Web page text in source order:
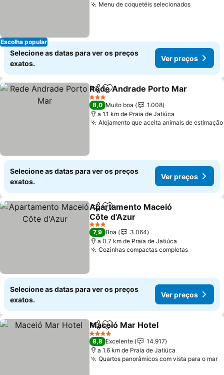
Escolha popular
Menu de coquetéis selecionadosVer
Selecione as datas para ver os preços
exatos.
Ver preços
PartilharAdicionar aos favoritos
Rede Andrade Porto Mar
3 Estrelas
8,0 Muito boa
1.008
a 1.1 km de Praia de Jatiúca
Alojamento que aceita animais de estimação
Selecione as datas para ver os preços
exatos.
Ver preços
PartilharAdicionar aos favoritos
Apartamento Maceió
Côte d'Azur
Ver preços
3 Estrelas
7,9 Boa
3.064
a 0.7 km de Praia de Jatiúca
Cozinhas compactas completasVer
Selecione as datas para ver os preços
exatos.
Ver preços
PartilharAdicionar aos favoritos
Maceió Mar Hotel
4 Estrelas
8,8 Excelente
14.917
a 1.6 km de Praia de Jatiúca
Quartos panorâmicos com vista para o mar